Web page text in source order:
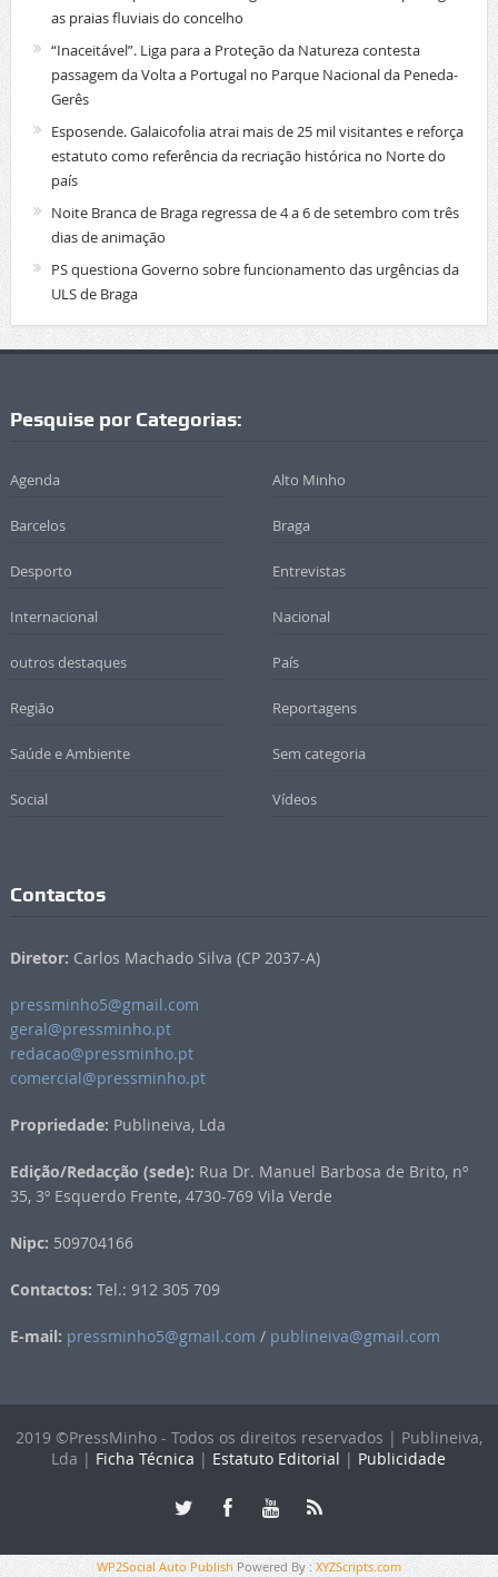
as praias fluviais do concelho
“Inaceitável”. Liga para a Proteção da Natureza contesta
passagem da Volta a Portugal no Parque Nacional da Peneda-
Gerês
Esposende. Galaicofolia atrai mais de 25 mil visitantes e reforça
estatuto como referência da recriação histórica no Norte do
país
Noite Branca de Braga regressa de 4 a 6 de setembro com três
dias de animação
PS questiona Governo sobre funcionamento das urgências da
ULS de Braga
Pesquise por Categorias:
Agenda Alto Minho
Barcelos Braga
Desporto Entrevistas
Internacional Nacional
outros destaques País
Região Reportagens
Saúde e Ambiente Sem categoria
Social Vídeos
Contactos
Diretor: Carlos Machado Silva (CP 2037-A)
pressminho5@gmail.com
geral@pressminho.pt
redacao@pressminho.pt
comercial@pressminho.pt
Propriedade: Publineiva, Lda
Edição/Redacção (sede): Rua Dr. Manuel Barbosa de Brito, nº
35, 3º Esquerdo Frente, 4730-769 Vila Verde
Nipc: 509704166
Contactos: Tel.: 912 305 709
E-mail: pressminho5@gmail.com / publineiva@gmail.com
2019 ©PressMinho - Todos os direitos reservados | Publineiva,
Lda | Ficha Técnica | Estatuto Editorial | Publicidade
WP2Social Auto Publish Powered By :XYZScripts.com